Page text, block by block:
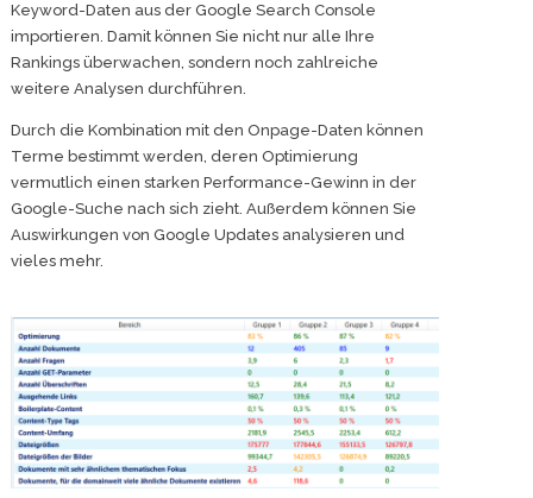
Keyword-Daten aus der Google Search Console
importieren. Damit können Sie nicht nur alle Ihre
Rankings überwachen, sondern noch zahlreiche
weitere Analysen durchführen.
Durch die Kombination mit den Onpage-Daten können
Terme bestimmt werden, deren Optimierung
vermutlich einen starken Performance-Gewinn in der
Google-Suche nach sich zieht. Außerdem können Sie
Auswirkungen von Google Updates analysieren und
vieles mehr.